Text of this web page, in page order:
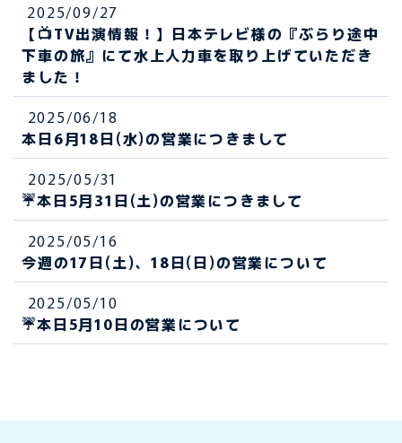
2025/09/27
【📺TV出演情報！】日本テレビ様の『ぶらり途中
下車の旅』にて水上人力車を取り上げていただき
ました！
2025/06/18
本日6月18日(水)の営業につきまして
2025/05/31
☔️本日5月31日(土)の営業につきまして
2025/05/16
今週の17日(土)、18日(日)の営業について
2025/05/10
☔️本日5月10日の営業について